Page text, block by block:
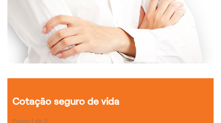
Cotação seguro de vida
Passo 1 de 2